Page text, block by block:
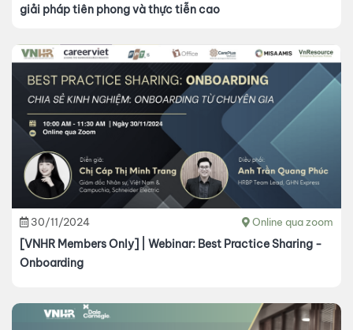
giải pháp tiên phong và thực tiễn cao
30/11/2024 Online qua zoom
[VNHR Members Only] | Webinar: Best Practice Sharing -
Onboarding